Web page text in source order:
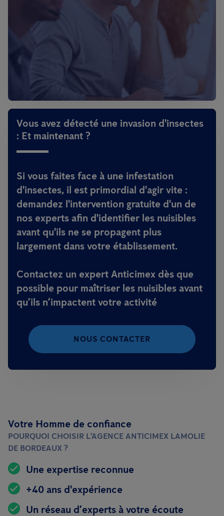
Vous avez détecté une invasion d'insectes
: Et maintenant ?
Si vous faites face à une infestation
d'insectes, il est primordial d'agir vite :
demandez l'intervention gratuite d'un de
nos experts afin d'identifier les nuisibles
avant qu'ils ne se propagent plus
largement dans votre établissement.
Contactez un expert Anticimex dès que
possible pour maîtriser les nuisibles avant
qu’ils n’impactent votre activité
NOUS CONTACTER
Votre Homme de confiance
POURQUOI CHOISIR L'AGENCE ANTICIMEX LAMOLIE
DE BORDEAUX ?
Une expertise reconnue
+40 ans d'expérience
Un réseau d’experts à votre écoute